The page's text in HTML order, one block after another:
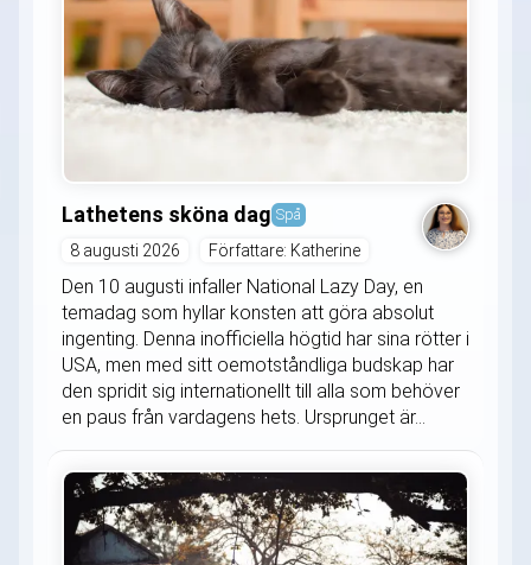
Lathetens sköna dag Spå
8 augusti 2026 Författare: Katherine
Den 10 augusti infaller National Lazy Day, en
temadag som hyllar konsten att göra absolut
ingenting. Denna inofficiella högtid har sina rötter i
USA, men med sitt oemotståndliga budskap har
den spridit sig internationellt till alla som behöver
en paus från vardagens hets. Ursprunget är...